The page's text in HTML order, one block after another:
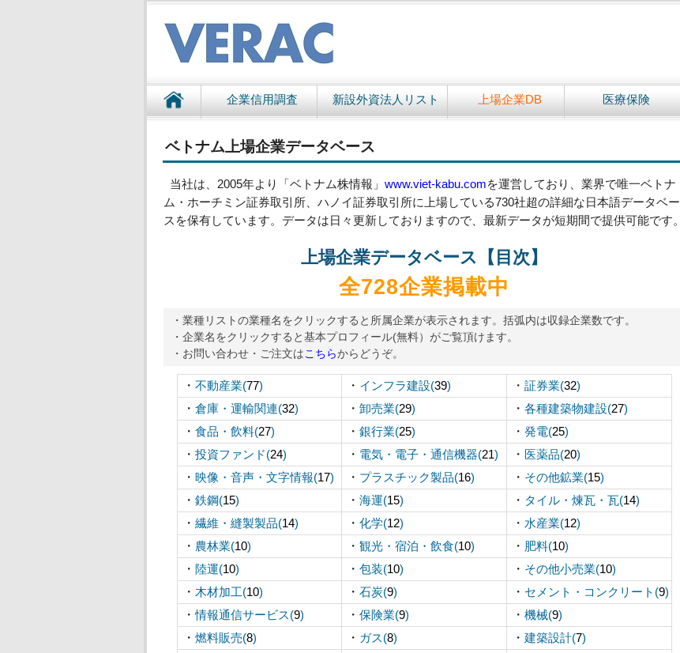
企業信用調査 新設外資法人リスト 上場企業DB 医療保険
ベトナム上場企業データベース
当社は、2005年より「ベトナム株情報」 www.viet-kabu.comを運営しており、業界で唯一ベトナ
ム・ホーチミン証券取引所、ハノイ証券取引所に上場している730社超の詳細な日本語データベー
スを保有しています。データは日々更新しておりますので、最新データが短期間で提供可能です。
上場企業データベース【目次】
全728企業掲載中
・業種リストの業種名をクリックすると所属企業が表示されます。括弧内は収録企業数です。
・企業名をクリックすると基本プロフィール(無料）がご覧頂けます。
・お問い合わせ・ご注文はこちらからどうぞ。
・ 不動産業(77) ・ インフラ建設(39) ・ 証券業(32)
・ 倉庫・運輸関連(32) ・ 卸売業(29) ・ 各種建築物建設(27)
・ 食品・飲料(27) ・ 銀行業(25) ・ 発電(25)
・ 投資ファンド(24) ・ 電気・電子・通信機器(21) ・ 医薬品(20)
・ 映像・音声・文字情報(17) ・ プラスチック製品(16) ・ その他鉱業(15)
・ 鉄鋼(15) ・ 海運(15) ・ タイル・煉瓦・瓦(14)
・ 繊維・縫製製品(14) ・ 化学(12) ・ 水産業(12)
・ 農林業(10) ・ 観光・宿泊・飲食(10) ・ 肥料(10)
・ 陸運(10) ・ 包装(10) ・ その他小売業(10)
・ 木材加工(10) ・ 石炭(9) ・ セメント・コンクリート(9)
・情報通信サービス(9) ・ 保険業(9) ・ 機械(9)
・ 燃料販売(8) ・ ガス(8) ・ 建築設計(7)